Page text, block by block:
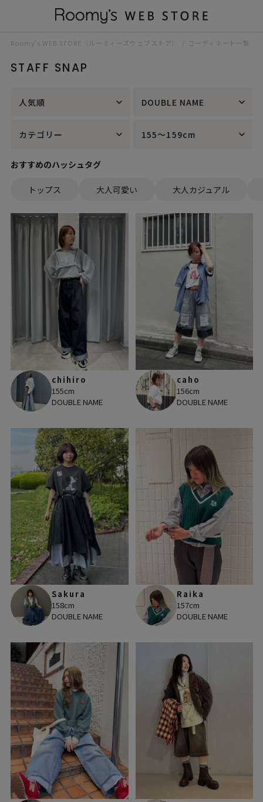
Roomy’s WEB STORE（ルーミィーズウェブストア） コーディネート一覧
STAFF SNAP
人気順 DOUBLE NAME
カテゴリー 155～159cm
おすすめのハッシュタグ
トップス 大人可愛い 大人カジュアル
chihiro
155cm
DOUBLE NAME
caho
156cm
DOUBLE NAME
Sakura
158cm
DOUBLE NAME
Raika
157cm
DOUBLE NAME